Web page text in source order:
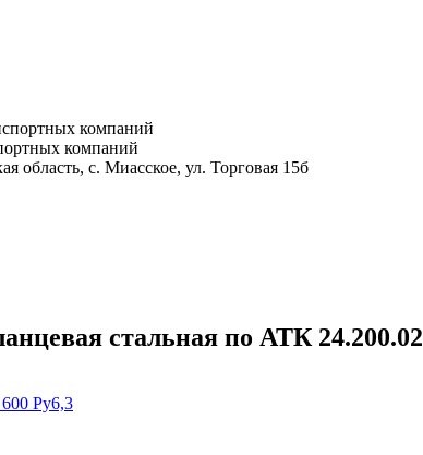
компаний
компаний
область, с. Миасское, ул. Торговая 15б
стальная по АТК
Ру6,3